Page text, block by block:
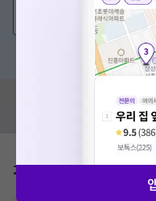
💬 무엇이든 물어보세요
혹은, 의료상담
혹시 잘못된 병원정보가
모두닥 팀에 알려주세요!
가격표